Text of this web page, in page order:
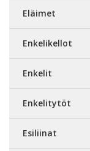
Eläimet
Enkelikellot
Enkelit
Enkelitytöt
Esiliinat